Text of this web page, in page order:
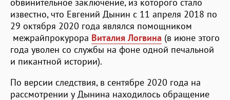
известно, что Евгений Дынин с 11 апреля 2018 по
29 октября 2020 года являлся помощником
межрайпрокурора Виталия Логвина (в июне этого
года уволен со службы на фоне одной печальной
и пикантной истории).
По версии следствия, в сентябре 2020 года на
рассмотрении у Дынина находилось обращение